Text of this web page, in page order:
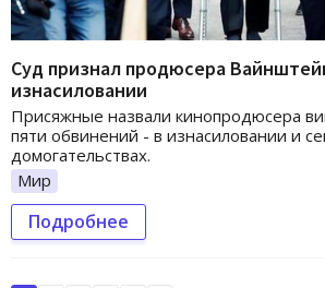
Суд признал продюсера
изнасиловании
Присяжные назвали кинопродюсера
пяти обвинений - в изнасиловании и
домогательствах.
Мир
Подробнее